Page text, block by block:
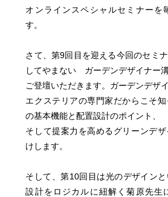
オンラインスペシャルセミナーを
す。
さて、第9回目を迎える今回のセミ
してやまない ガーデンデザイナー
ご登壇いただきます。ガーデンデザ
エクステリアの専門家だからこそ
の基本機能と配置設計のポイント、
そして提案力を高めるグリーンデ
けします。
そして、第10回目は光のデザイン
設計をロジカルに紐解く菊原先生